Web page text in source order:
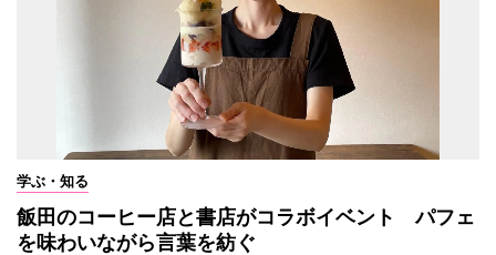
学ぶ・知る
飯田のコーヒー店と書店がコラボイベント パフェ
を味わいながら言葉を紡ぐ